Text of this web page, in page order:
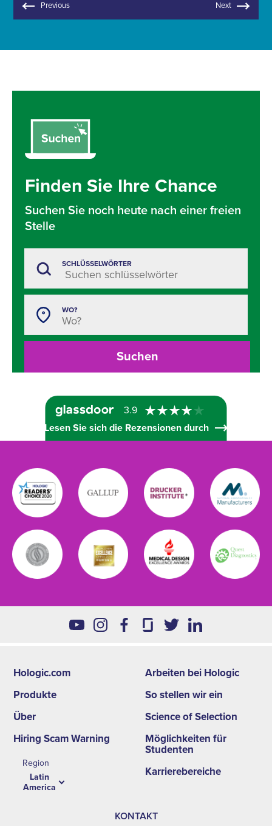
Previous Next
Finden Sie Ihre Chance
Suchen Sie noch heute nach einer freien
Stelle
SCHLÜSSELWÖRTER
WO?
Suchen
3.9
Lesen Sie sich die Rezensionen durch
Hologic.com
Produkte
Über
Hiring Scam Warning
Region
Latin
America
Footer
second
menu
-
LA
Arbeiten bei Hologic
So stellen wir ein
Science of Selection
Möglichkeiten für
Studenten
Karrierebereiche
KONTAKT